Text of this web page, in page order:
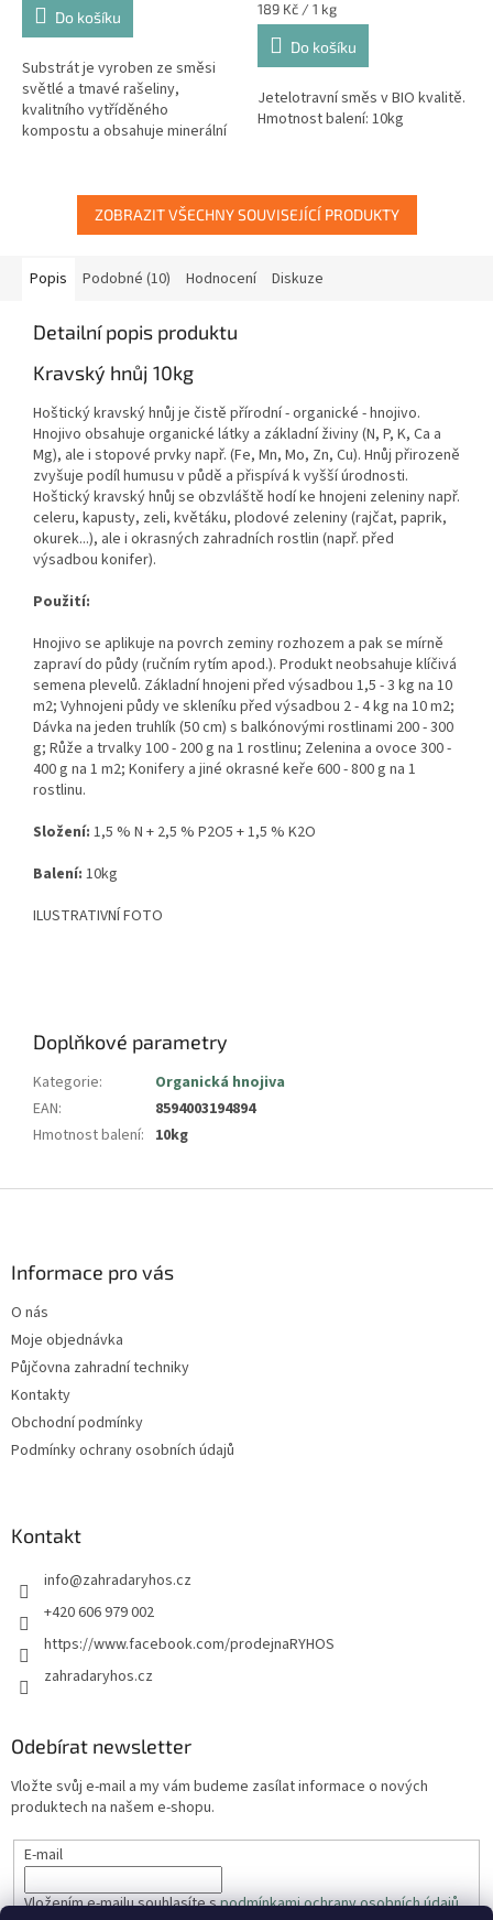
Do košíku
Substrát je vyroben ze směsi
světlé a tmavé rašeliny,
kvalitního vytříděného
kompostu a obsahuje minerální
Měrná
cena:
189 Kč / 1 kg
Do košíku
Jetelotravní směs v BIO kvalitě.
Hmotnost balení: 10kg
ZOBRAZIT VŠECHNY SOUVISEJÍCÍ PRODUKTY
Popis Podobné (10) Hodnocení Diskuze
Detailní popis produktu
Kravský hnůj 10kg
Hoštický kravský hnůj je čistě přírodní - organické - hnojivo.
Hnojivo obsahuje organické látky a základní živiny (N, P, K, Ca a
Mg), ale i stopové prvky např. (Fe, Mn, Mo, Zn, Cu). Hnůj přirozeně
zvyšuje podíl humusu v půdě a přispívá k vyšší úrodnosti.
Hoštický kravský hnůj se obzvláště hodí ke hnojeni zeleniny např.
celeru, kapusty, zeli, květáku, plodové zeleniny (rajčat, paprik,
okurek...), ale i okrasných zahradních rostlin (např. před
výsadbou konifer).
Použití:
Hnojivo se aplikuje na povrch zeminy rozhozem a pak se mírně
zapraví do půdy (ručním rytím apod.). Produkt neobsahuje klíčivá
semena plevelů. Základní hnojeni před výsadbou 1,5 - 3 kg na 10
m2; Vyhnojeni půdy ve skleníku před výsadbou 2 - 4 kg na 10 m2;
Dávka na jeden truhlík (50 cm) s balkónovými rostlinami 200 - 300
g; Růže a trvalky 100 - 200 g na 1 rostlinu; Zelenina a ovoce 300 -
400 g na 1 m2; Konifery a jiné okrasné keře 600 - 800 g na 1
rostlinu.
Složení: 1,5 % N + 2,5 % P2O5 + 1,5 % K2O
Balení: 10kg
ILUSTRATIVNÍ FOTO
Doplňkové parametry
Kategorie:
Organická hnojiva
EAN:
8594003194894
Hmotnost balení: 10kg
Informace pro vás
O nás
Moje objednávka
Půjčovna zahradní techniky
Kontakty
Obchodní podmínky
Podmínky ochrany osobních údajů
Kontakt
info@zahradaryhos.cz
+420 606 979 002
https://www.facebook.com/prodejnaRYHOS
zahradaryhos.cz
Odebírat newsletter
Vložte svůj e-mail a my vám budeme zasílat informace o nových
produktech na našem e-shopu.
E-mail
Vložením e-mailu souhlasíte spodmínkami ochrany osobních údajů